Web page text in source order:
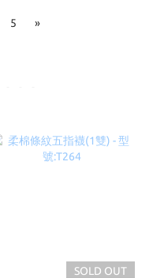
5 »
SOLD OUT